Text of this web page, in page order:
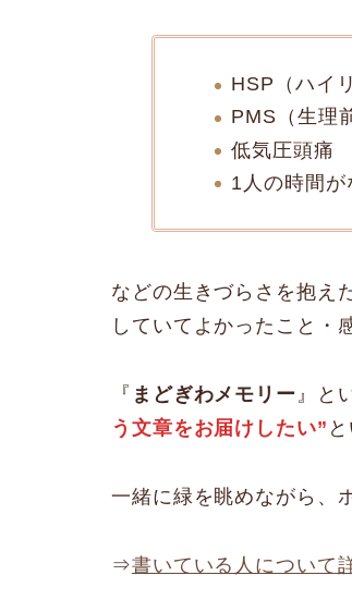
HSP（ハイ
PMS（生理
低気圧頭痛
1人の時間
などの生きづらさを抱え
していてよかったこと・
『 まどぎわメモリー 』と
う文章をお届けしたい”
一緒に緑を眺めながら、
⇒書いている人について